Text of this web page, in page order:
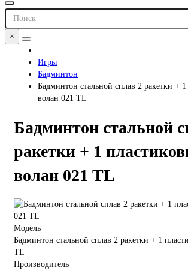
×
Игры
Бадминтон
Бадминтон стальной сплав 2 ракетки +
волан 021 TL
Бадминтон стальной
ракетки + 1
волан 021 TL
Модель
Бадминтон стальной сплав 2 ракетки + 1
TL
Производитель